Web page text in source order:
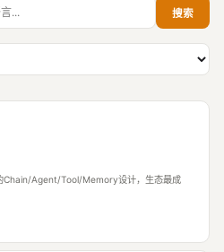
搜索
Chain/Agent/Tool/Memory设计，生态最成